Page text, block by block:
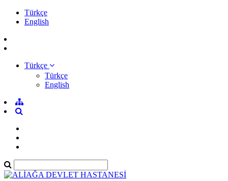
Türkçe
English
Türkçe
Türkçe
English